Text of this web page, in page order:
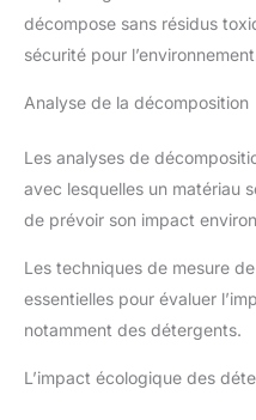
décompose sans résidus
sécurité pour
Analyse de la décomposition
Les analyses de
avec lesquelles un matériau
de prévoir son impact
Les techniques de mesure
essentielles pour évaluer
notamment des détergents.
L’impact écologique des